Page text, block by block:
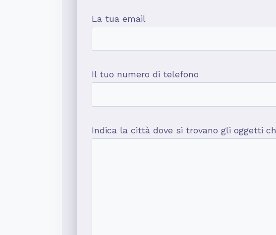
La tua email
Il tuo numero di telefono
Indica la città dove si trovano gli oggetti